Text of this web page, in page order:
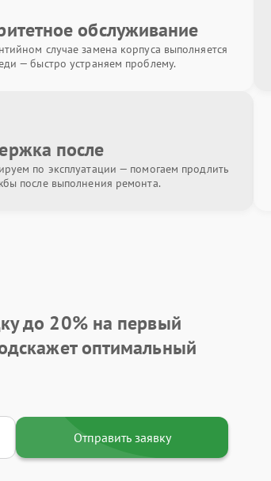
обслуживание
случае замена корпуса выполняется
— быстро устраняем проблему.
после
по эксплуатации — помогаем продлить
после выполнения ремонта.
до 20%на первый
оптимальный
Отправить заявку